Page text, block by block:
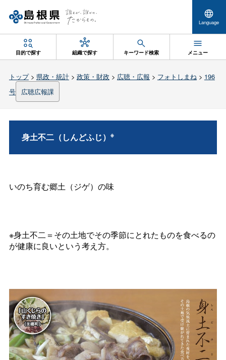
Language
目的で探す 組織で探す キーワード検索 メニュー
トップ> 県政・統計> 政策・財政 > 広聴・広報 > フォトしまね> 196
号
広聴広報課
身土不二（しんどふじ） ※
いのち育む郷土（ジゲ）の味
※身土不二＝その土地でその季節にとれたものを食べるの
が健康に良いという考え方。